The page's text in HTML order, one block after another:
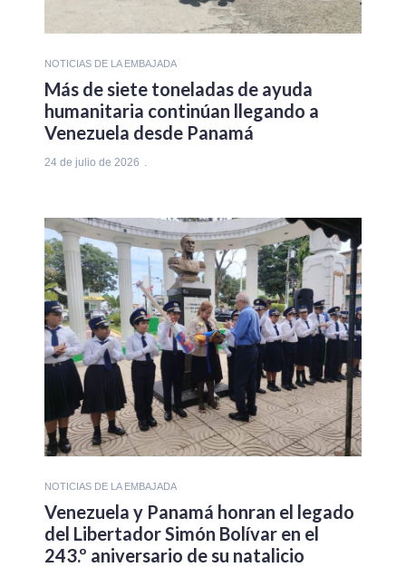
NOTICIAS DE LA EMBAJADA
Más de siete toneladas de ayuda
humanitaria continúan llegando a
Venezuela desde Panamá
24 de julio de 2026
NOTICIAS DE LA EMBAJADA
Venezuela y Panamá honran el legado
del Libertador Simón Bolívar en el
243.º aniversario de su natalicio